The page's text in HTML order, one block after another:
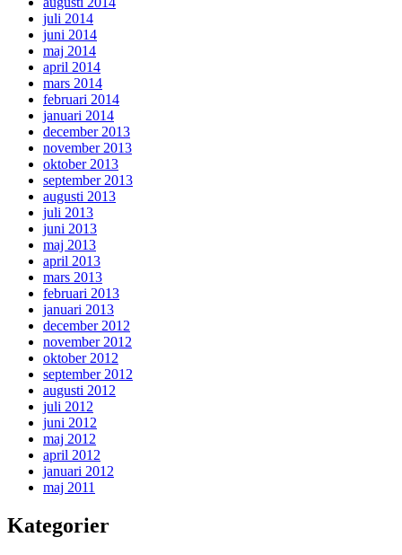
juli 2014
juni 2014
maj 2014
april 2014
mars 2014
februari 2014
januari 2014
december 2013
november 2013
oktober 2013
september 2013
augusti 2013
juli 2013
juni 2013
maj 2013
april 2013
mars 2013
februari 2013
januari 2013
december 2012
november 2012
oktober 2012
september 2012
augusti 2012
juli 2012
juni 2012
maj 2012
april 2012
januari 2012
maj 2011
Kategorier